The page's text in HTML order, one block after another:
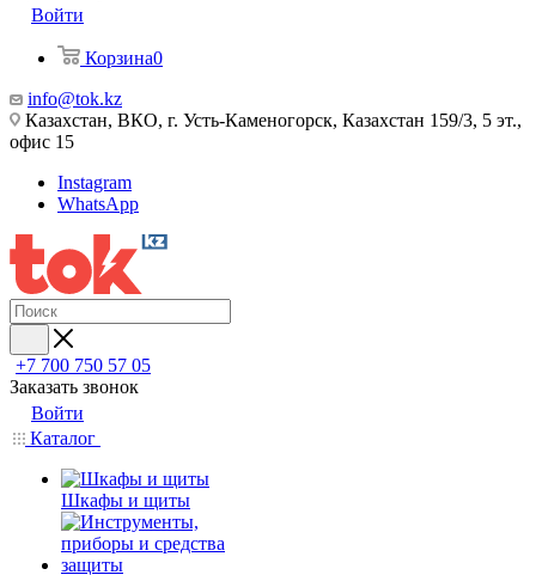
Войти
Корзина0
info@tok.kz
Казахстан, ВКО, г. Усть-Каменогорск, Казахстан 159/3, 5 эт.,
офис 15
Instagram
WhatsApp
+7 700 750 57 05
Заказать звонок
Войти
Каталог
Шкафы и щиты